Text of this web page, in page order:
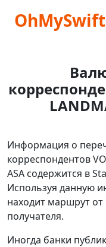
OhMySwift
Информация о
корреспондентов
ASA содержится в
Используя данную
находит маршрут от
получателя.
Иногда банки